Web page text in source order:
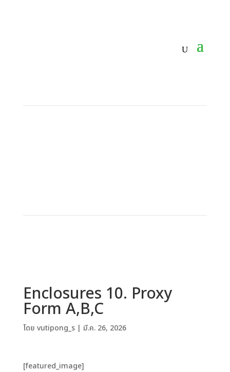
Enclosures 10. Proxy
Form A,B,C
โดย vutipong_s| มี.ค. 26, 2026
[featured_image]